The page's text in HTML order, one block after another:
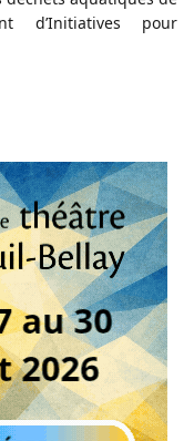
d’Initiatives pour